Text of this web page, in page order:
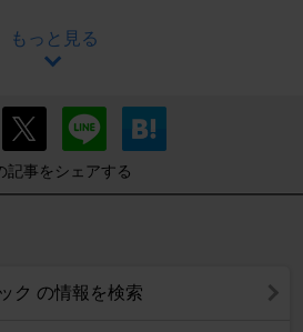
もっと見る
記事をシェアする
ク の情報を検索